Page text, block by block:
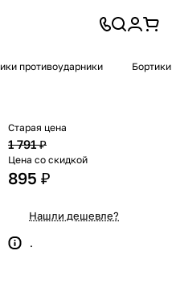
противоударники
Старая цена
1 791 ₽
Цена со скидкой
895 ₽
Нашли дешевле?
.